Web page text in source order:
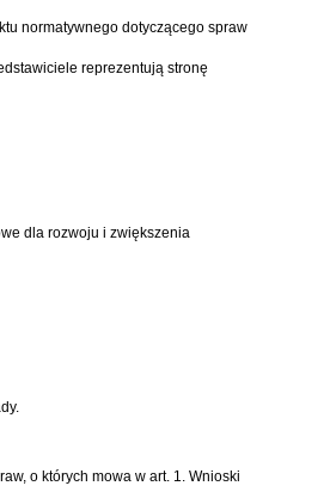
normatywnego dotyczącego spraw
reprezentują stronę
dla rozwoju i zwiększenia
o których mowa w art. 1. Wnioski